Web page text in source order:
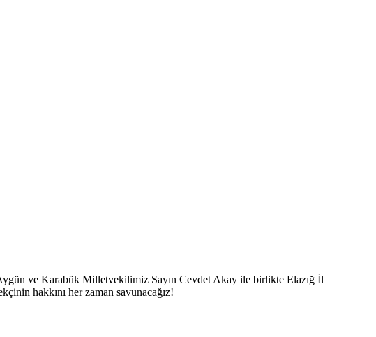
ve Karabük Milletvekilimiz Sayın Cevdet Akay ile birlikte Elazığ İl
hakkını her zaman savunacağız!